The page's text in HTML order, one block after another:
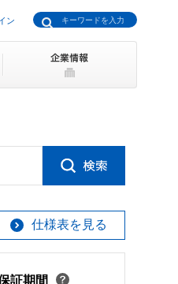
ン
仕様表を見る
証期間